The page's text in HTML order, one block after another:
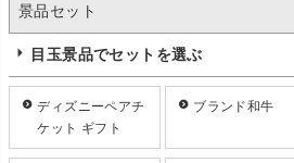
景品セット
目玉景品でセットを選ぶ
ディズニーペアチ
ケット ギフト
ブランド和牛